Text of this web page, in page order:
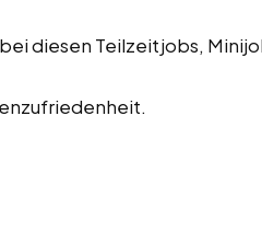
diesen Teilzeitjobs,